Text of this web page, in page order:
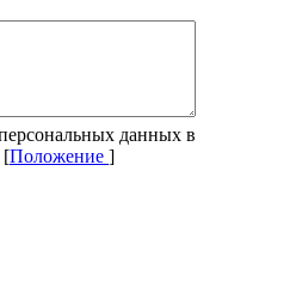
данных в
[Положение ]